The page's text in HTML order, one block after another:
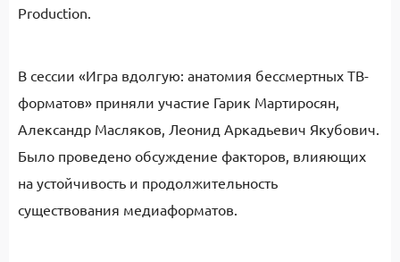
Production.
В сессии «Игра вдолгую: анатомия бессмертных ТВ-
форматов» приняли участие Гарик Мартиросян,
Александр Масляков, Леонид Аркадьевич Якубович.
Было проведено обсуждение факторов, влияющих
на устойчивость и продолжительность
существования медиаформатов.